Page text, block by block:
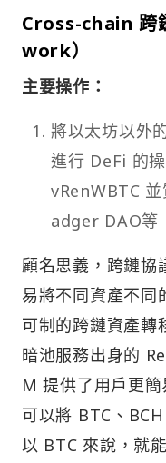
Cross-chain 跨
work）
主要操作：
將以太坊以外
進行 DeFi 的
vRenWBTC
adger DAO等
顧名思義，跨鏈
易將不同資產不同
可制的跨鏈資產轉
暗池服務出身的
M 提供了用戶更
可以將 BTC、
以 BTC 來說，就